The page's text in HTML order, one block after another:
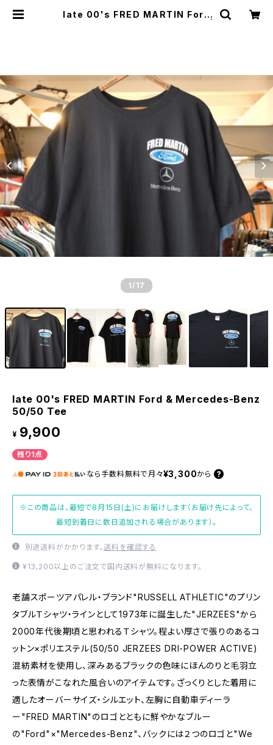
late 00's FRED MARTIN Ford
1 /17
late 00's FRED MARTIN Ford & Mercedes-Benz
50/50 Tee
¥ 9,900
残り1点
なら 手数料無料で 月々¥3,300から
※この商品は、最短で8月15日(土)にお届けします（お届け先によって、
最短到着日に数日追加される場合があります）。
別途送料がかかります。送料を確認する
¥13,200以上のご注文で国内送料が無料になります。
老舗スポーツアパレル・ブランド"RUSSELL ATHLETIC"のプリン
タブルＴシャツ・ラインとして1973年に誕生した"JERZEES"から
2000年代後期頃と思われるＴシャツ。程よい厚さで張りのあるコ
ットン×ポリエステル(50/50 JERZEES DRI-POWER ACTIVE)
混紡素材を使用し、深みあるブラックの色味にほんのりと毛羽立
った表情がこなれた風合いのアイテムです。ざっくりとした着用に
適したオーバーサイズ・シルエット、左胸に自動車ディーラ
ー"FRED MARTIN"のロゴとともに鮮やかなブルー
の"Ford"×"Mercedes-Benz"、バックには２つのロゴと"We